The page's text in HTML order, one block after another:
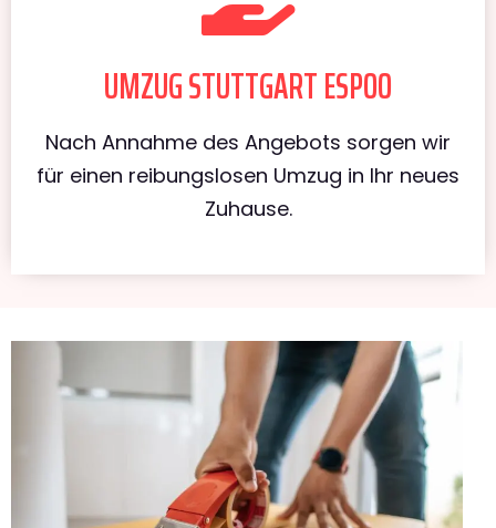
UMZUG STUTTGART ESPOO
Nach Annahme des Angebots sorgen wir
für einen reibungslosen Umzug in Ihr neues
Zuhause.